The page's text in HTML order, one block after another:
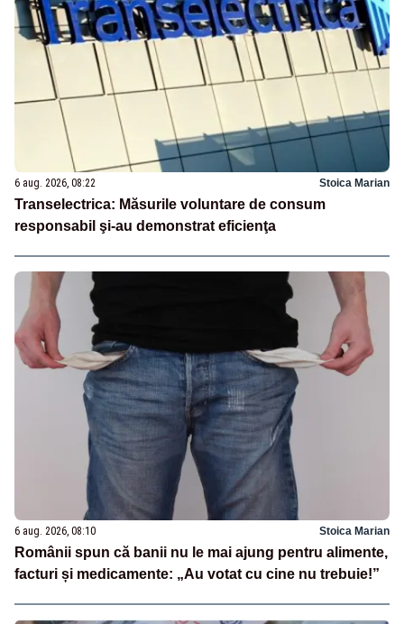
6 aug. 2026, 08:22 Stoica Marian
Transelectrica: Măsurile voluntare de consum
responsabil şi-au demonstrat eficienţa
6 aug. 2026, 08:10 Stoica Marian
Românii spun că banii nu le mai ajung pentru alimente,
facturi și medicamente: „Au votat cu cine nu trebuie!”